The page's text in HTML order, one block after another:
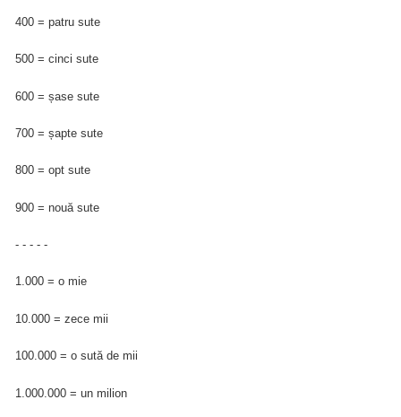
400 = patru sute
500 = cinci sute
600 = șase sute
700 = șapte sute
800 = opt sute
900 = nouă sute
- - - - -
1.000 = o mie
10.000 = zece mii
100.000 = o sută de mii
1.000.000 = un milion